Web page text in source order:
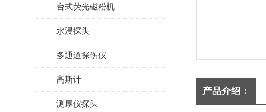
台式荧光磁粉机
水浸探头
多通道探伤仪
高斯计
测厚仪探头
产品介绍：